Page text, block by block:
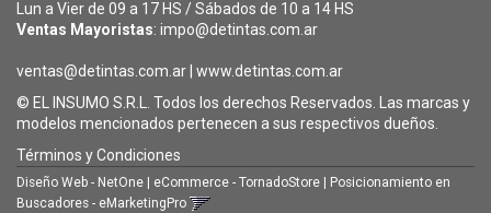
Lun a Vier de 09 a 17 HS / Sábados de 10 a 14 HS
Ventas Mayoristas: impo@detintas.com.ar
ventas@detintas.com.ar www.detintas.com.ar
© EL INSUMO S.R.L. Todos los derechos Reservados. Las marcas y
modelos mencionados pertenecen a sus respectivos dueños.
Términos y Condiciones
Diseño Web - NetOne eCommerce - TornadoStore
Posicionamiento en
Buscadores - eMarketingPro